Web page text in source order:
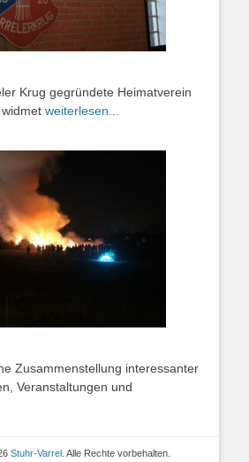
Krug gegründete Heimatverein
weiterlesen...
Zusammenstellung interessanter
Veranstaltungen und
Stuhr-Varrel. Alle Rechte vorbehalten.